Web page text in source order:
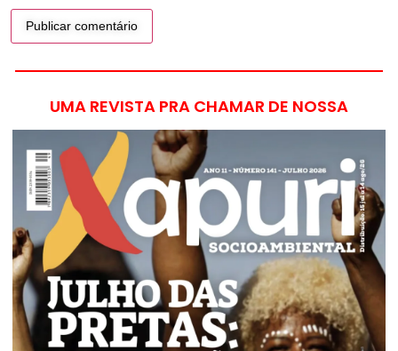
UMA REVISTA PRA CHAMAR DE NOSSA